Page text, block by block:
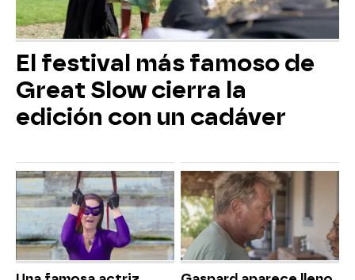
El festival más famoso de
Great Slow cierra la
edición con un cadáver